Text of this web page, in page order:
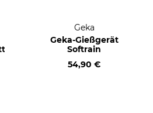
Geka
Geka-Gießgerät
Softrain
54,90 €